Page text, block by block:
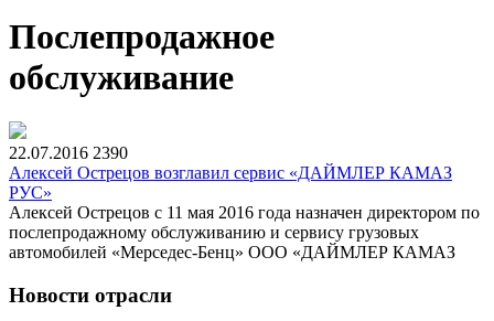
Послепродажное
обслуживание
22.07.2016 2390
Алексей Острецов возглавил сервис «ДАЙМЛЕР КАМАЗ
РУС»
Алексей Острецов с 11 мая 2016 года назначен директором по
послепродажному обслуживанию и сервису грузовых
автомобилей «Мерседес-Бенц» ООО «ДАЙМЛЕР КАМАЗ
Новости отрасли